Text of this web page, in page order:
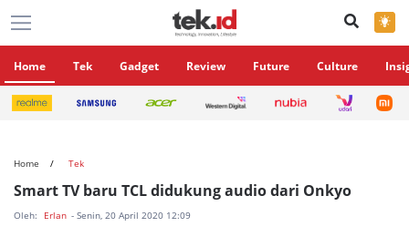
×
Home Tek Gadget Review Future Culture
Home Tek
Smart TV baru TCL didukung audio dari Onkyo
Oleh: Erlan - Senin, 20 April 2020 12:09